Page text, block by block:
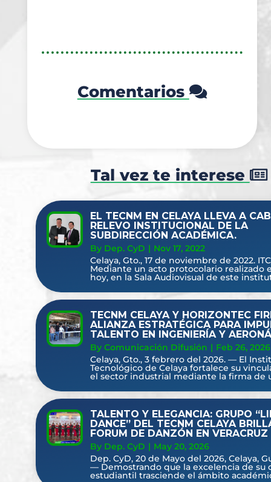
Comentarios
Tal vez te interese
EL TECNM EN CELAYA LLEVA A
RELEVO INSTITUCIONAL DE LA
SUBDIRECCIÓN ACADÉMICA.
By Dep. CyD | Nov 17, 2022
Celaya, Gto., 17 de noviembre de 2022.
Mediante un acto protocolario realizado
hoy, en la Sala Audiovisual de este
TECNM CELAYA Y HORIZONTEC
ALIANZA ESTRATÉGICA PARA
TALENTO EN INGENIERÍA Y
By Comunicación Difusión | Feb 26, 2026
Celaya, Gto., 3 febrero del 2026. — El
Tecnológico de Celaya fortalece su
el sector industrial mediante la firma de
TALENTO Y ELEGANCIA: GRUPO
DANCE” DEL TECNM CELAYA
FORUM DE DANZÓN EN VERACRUZ
By Dep. CyD | May 20, 2026
Dep. CyD, 20 de Mayo del 2026, Celaya,
— Demostrando que la excelencia de su
estudiantil trasciende el ámbito